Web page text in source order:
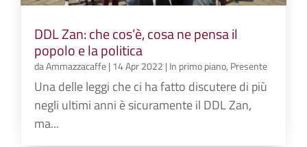
DDL Zan: che cos’è, cosa ne pensa il
popolo e la politica
daAmmazzacaffe| 14 Apr 2022 | In primo piano, Presente
Una delle leggi che ci ha fatto discutere di più
negli ultimi anni è sicuramente il DDL Zan,
ma...